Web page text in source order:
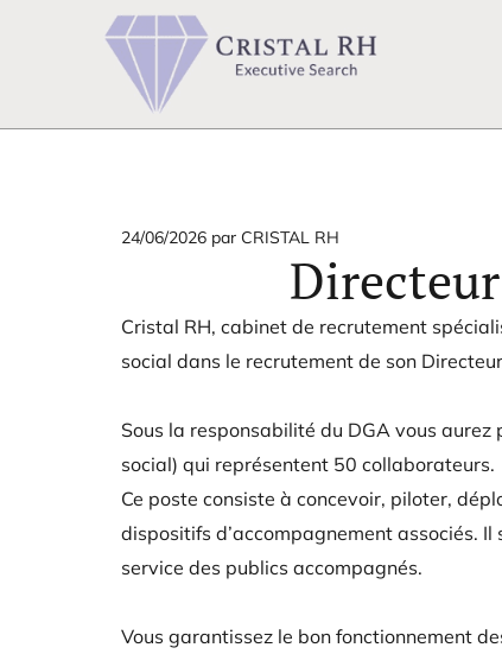
24/06/2026 par CRISTAL RH
Cristal RH, cabinet de recrutement
social dans le recrutement de son
Sous la responsabilité du DGA vous
social) qui représentent 50 collaborateurs.
Ce poste consiste à concevoir, piloter,
dispositifs d’accompagnement associés.
service des publics accompagnés.
Vous garantissez le bon fonctionnement